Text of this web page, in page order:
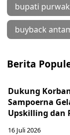
bupati
buyback
Berita
Dukung
Sampoerna
Upskilling dan
16 Juli 2026